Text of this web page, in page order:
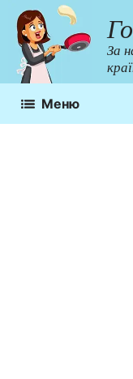
Перейти
до
контенту
За
Меню